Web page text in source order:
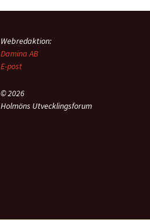
Webredaktion:
Damina AB
E-post
© 2026
Holmöns Utvecklingsforum